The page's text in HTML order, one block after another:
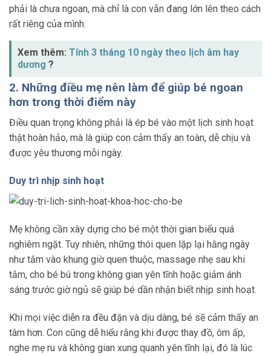
phải là chưa ngoan, mà chỉ là con vẫn đang lớn lên theo cách
rất riêng của mình.
Xem thêm: Tính 3 tháng 10 ngày theo lịch âm hay
dương ?
2. Những điều mẹ nên làm để giúp bé ngoan
hơn trong thời điểm này
Điều quan trọng không phải là ép bé vào một lịch sinh hoạt
thật hoàn hảo, mà là giúp con cảm thấy an toàn, dễ chịu và
được yêu thương mỗi ngày.
Duy trì nhịp sinh hoạt
Mẹ không cần xây dựng cho bé một thời gian biểu quá
nghiêm ngặt. Tuy nhiên, những thói quen lặp lại hằng ngày
như tắm vào khung giờ quen thuộc, massage nhẹ sau khi
tắm, cho bé bú trong không gian yên tĩnh hoặc giảm ánh
sáng trước giờ ngủ sẽ giúp bé dần nhận biết nhịp sinh hoạt.
Khi mọi việc diễn ra đều đặn và dịu dàng, bé sẽ cảm thấy an
tâm hơn. Con cũng dễ hiểu rằng khi được thay đồ, ôm ấp,
nghe mẹ ru và không gian xung quanh yên tĩnh lại, đó là lúc